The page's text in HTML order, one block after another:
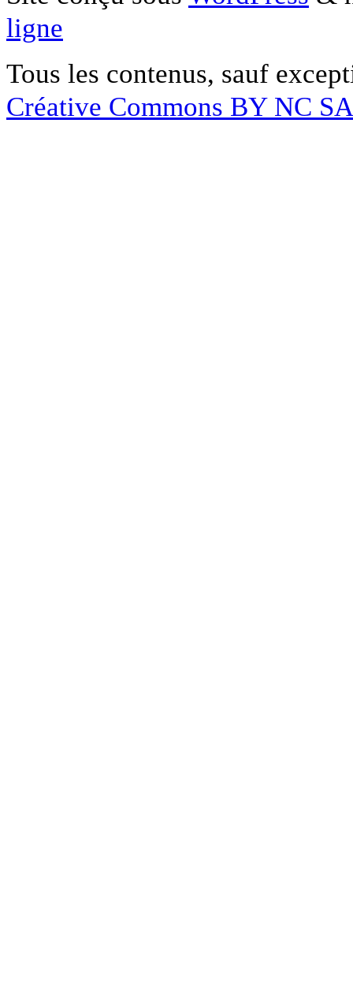
ligne
Tous les contenus, sauf
Créative Commons BY NC SA